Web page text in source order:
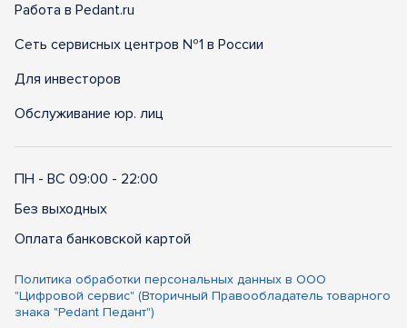
Работа в Pedant.ru
Сеть сервисных центров №1 в России
Для инвесторов
Обслуживание юр. лиц
ПН - ВС 09:00 - 22:00
Без выходных
Оплата банковской картой
Политика обработки персональных данных в ООО
"Цифровой сервис" (Вторичный Правообладатель товарного
знака "Pedant Педант")